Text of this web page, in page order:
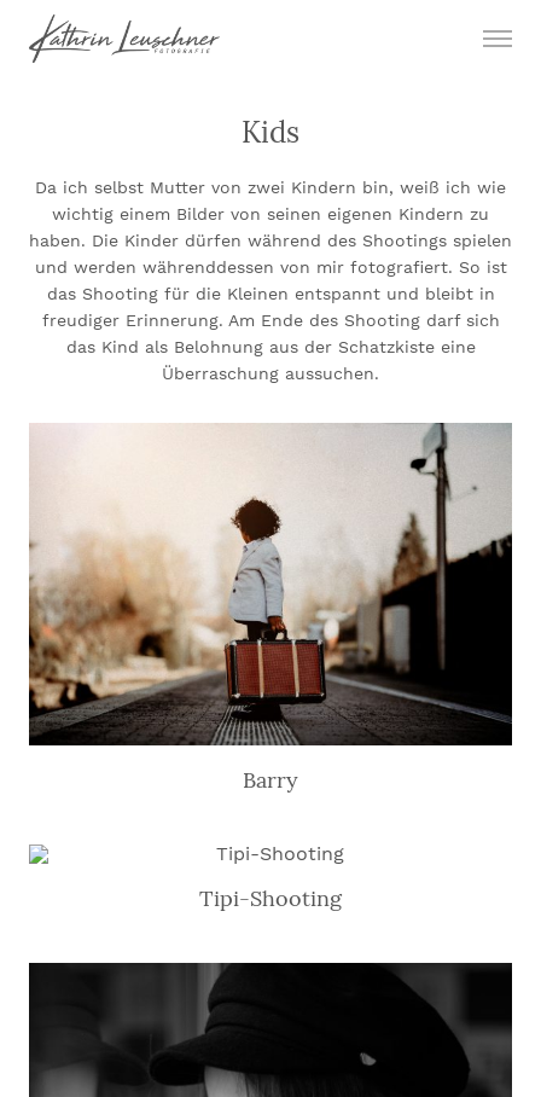
Kids
Da ich selbst Mutter von zwei Kindern bin, weiß ich wie
wichtig einem Bilder von seinen eigenen Kindern zu
haben. Die Kinder dürfen während des Shootings spielen
und werden währenddessen von mir fotografiert. So ist
das Shooting für die Kleinen entspannt und bleibt in
freudiger Erinnerung. Am Ende des Shooting darf sich
das Kind als Belohnung aus der Schatzkiste eine
Überraschung aussuchen.
Barry
Tipi-Shooting